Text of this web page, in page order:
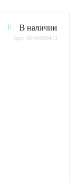
В наличии
Арт: 00-00006473